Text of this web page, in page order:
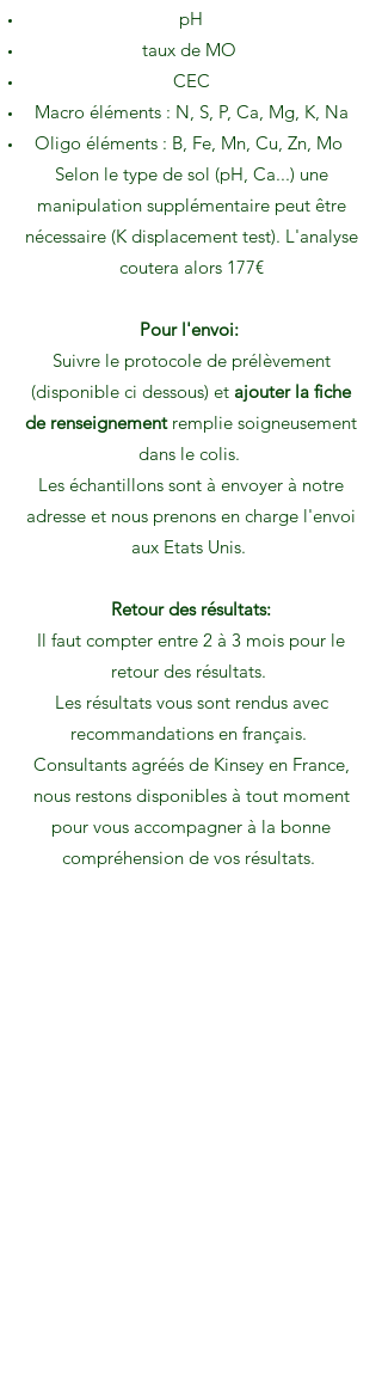
pH
taux de MO
CEC
Macro éléments : N, S, P, Ca, Mg, K, Na
Oligo éléments : B, Fe, Mn, Cu, Zn, Mo
Selon le type de sol (pH, Ca...) une
manipulation supplémentaire peut être
nécessaire (K displacement test). L'analyse
coutera alors 177€
Pour l'envoi:
Suivre le protocole de prélèvement
(disponible ci dessous) et ajouter la fiche
de renseignementremplie soigneusement
dans le colis.
Les échantillons sont à envoyer à notre
adresse et nous prenons en charge l'envoi
aux Etats Unis.
Retour des résultats:
Il faut compter entre 2 à 3 mois pour le
retour des résultats.
Les résultats vous sont rendus avec
recommandations en français.
Consultants agréés de Kinsey en France,
nous restons disponibles à tout moment
pour vous accompagner à la bonne
compréhension de vos résultats.